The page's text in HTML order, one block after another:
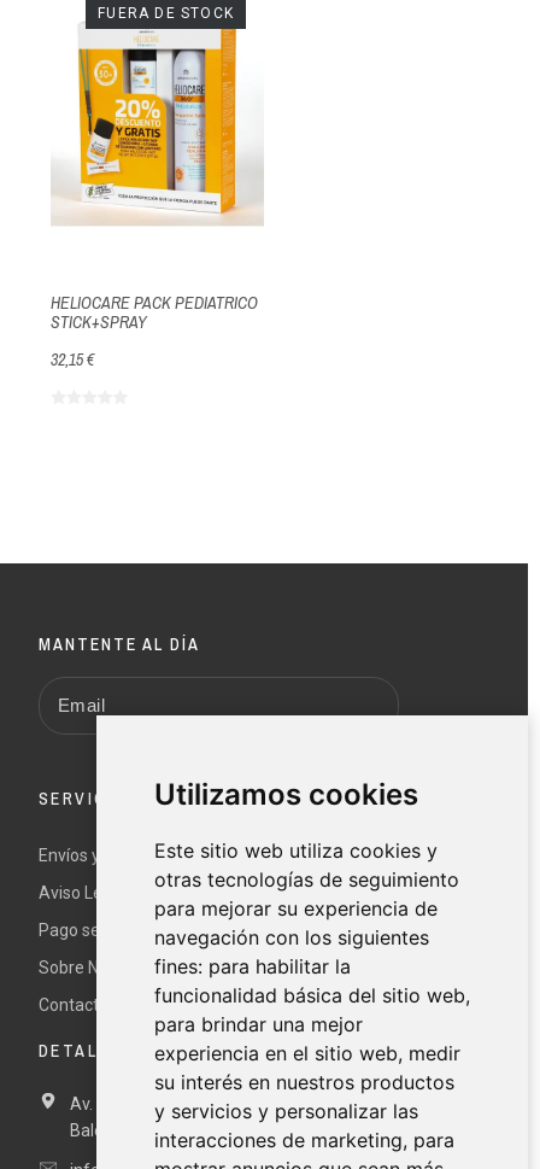
Utilizamos cookies
Este sitio web utiliza cookies y
otras tecnologías de seguimiento
para mejorar su experiencia de
navegación con los siguientes
fines: para habilitar la
funcionalidad básica del sitio web,
para brindar una mejor
experiencia en el sitio web, medir
su interés en nuestros productos
y servicios y personalizar las
interacciones de marketing, para
HELIOCARE PACK PEDIATRICO
STICK+SPRAY
32,15 €
FUERA DE STOCK
MANTENTE AL DÍA
SERVICIO AL CLIENTE
Envíos y devoluciones
Aviso Legal y términos y condiciones
Pago seguro
Sobre Nur
Contacte con nosotros
DETALLES DE CONTACTO
Av. Miramar, 3, 07871 Es Pujols, Formentera, Illes
Balears, España